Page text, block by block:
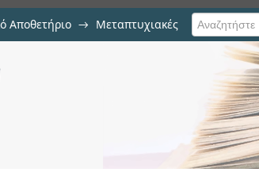
Αποθετήριο → Μεταπτυχιακές